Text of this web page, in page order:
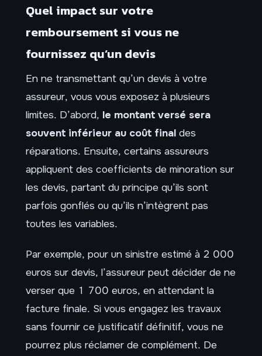
Quel impact sur votre
remboursement si vous ne
fournissez qu’un devis
En ne transmettant qu’un devis à votre
assureur, vous vous exposez à plusieurs
limites. D’abord, le montant versé sera
souvent inférieur au coût final des
réparations. Ensuite, certains assureurs
appliquent des coefficients de minoration sur
les devis, partant du principe qu’ils sont
parfois gonflés ou qu’ils n’intègrent pas
toutes les variables.
Par exemple, pour un sinistre estimé à 2 000
euros sur devis, l’assureur peut décider de ne
verser que 1 700 euros, en attendant la
facture finale. Si vous engagez les travaux
sans fournir ce justificatif définitif, vous ne
pourrez plus réclamer de complément. De